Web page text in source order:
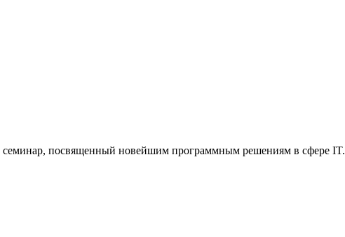
семинар, посвященный новейшим программным решениям в сфере